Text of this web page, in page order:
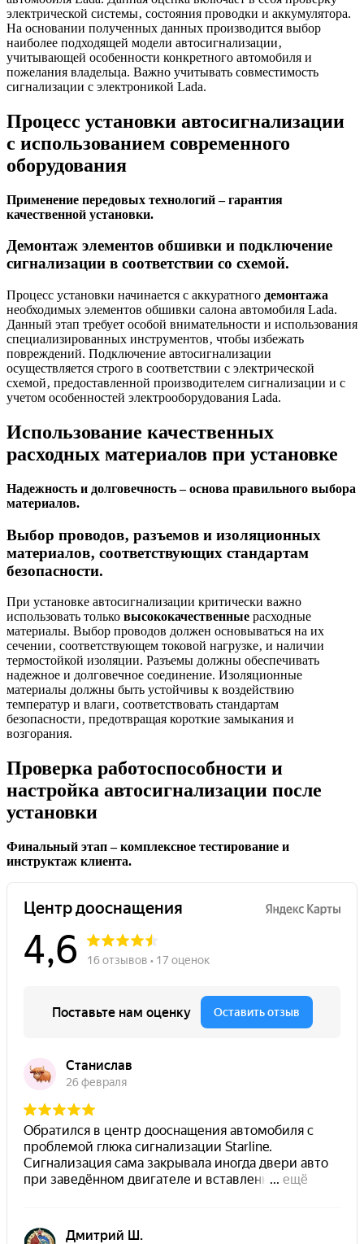
электрической системы‚ состояния проводки и аккумулятора.
На основании полученных данных производится выбор
наиболее подходящей модели автосигнализации‚
учитывающей особенности конкретного автомобиля и
пожелания владельца. Важно учитывать совместимость
сигнализации с электроникой Lada.
Процесс установки автосигнализации
с использованием современного
оборудования
Применение передовых технологий – гарантия
качественной установки.
Демонтаж элементов обшивки и подключение
сигнализации в соответствии со схемой.
Процесс установки начинается с аккуратного демонтажа
необходимых элементов обшивки салона автомобиля Lada.
Данный этап требует особой внимательности и использования
специализированных инструментов‚ чтобы избежать
повреждений. Подключение автосигнализации
осуществляется строго в соответствии с электрической
схемой‚ предоставленной производителем сигнализации и с
учетом особенностей электрооборудования Lada.
Использование качественных
расходных материалов при установке
Надежность и долговечность – основа правильного выбора
материалов.
Выбор проводов‚ разъемов и изоляционных
материалов‚ соответствующих стандартам
безопасности.
При установке автосигнализации критически важно
использовать только высококачественные расходные
материалы. Выбор проводов должен основываться на их
сечении‚ соответствующем токовой нагрузке‚ и наличии
термостойкой изоляции. Разъемы должны обеспечивать
надежное и долговечное соединение. Изоляционные
материалы должны быть устойчивы к воздействию
температур и влаги‚ соответствовать стандартам
безопасности‚ предотвращая короткие замыкания и
возгорания.
Проверка работоспособности и
настройка автосигнализации после
установки
Финальный этап – комплексное тестирование и
инструктаж клиента.